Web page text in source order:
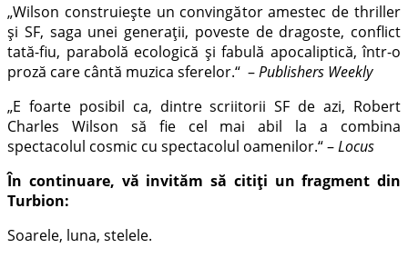
„Wilson construiește un convingător amestec de thriller
și SF, saga unei generații, poveste de dragoste, conflict
tată-fiu, parabolă ecologică și fabulă apocaliptică, într-o
proză care cântă muzica sferelor.“ –Publishers Weekly
„E foarte posibil ca, dintre scriitorii SF de azi, Robert
Charles Wilson să fie cel mai abil la a combina
spectacolul cosmic cu spectacolul oamenilor.“ –Locus
În continuare, vă invităm să citiți un fragment din
Turbion:
Soarele, luna, stelele.